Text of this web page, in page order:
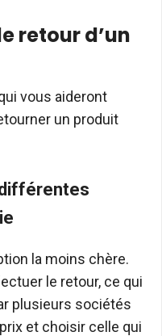
retour d’un
vous aideront
un produit
la moins chère.
le retour, ce qui
plusieurs sociétés
et choisir celle qui